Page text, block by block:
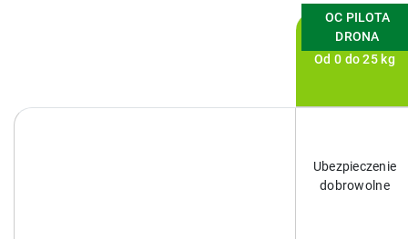
OC PILOTA
DRONA
Od 0 do 25 kg
Ubezpieczenie
dobrowolne